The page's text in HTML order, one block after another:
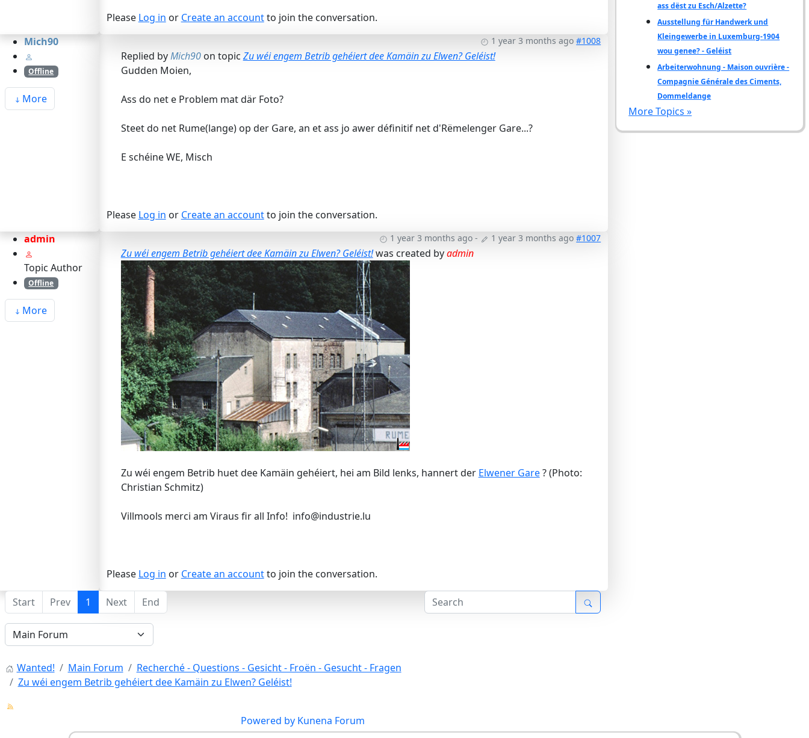
Please Log in or Create an accountto join the conversation.
Mich90
Offline
More
1 year 3 months ago #1008
Replied byMich90on topic Zu wéi engem Betrib gehéiert dee Kamäin zu Elwen? Geléist!
Gudden Moien,
Ass do net e Problem mat där Foto?
Steet do net Rume(lange) op der Gare, an et ass jo awer définitif net d'Rëmelenger Gare...?
E schéine WE, Misch
Please Log in or Create an accountto join the conversation.
admin
Topic Author
Offline
More
1 year 3 months ago - 1 year 3 months ago #1007
Zu wéi engem Betrib gehéiert dee Kamäin zu Elwen? Geléist!was created byadmin
Zu wéi engem Betrib huet dee Kamäin gehéiert, hei am Bild lenks, hannert der Elwener Gare? (Photo:
Christian Schmitz)
Villmools merci am Viraus fir all Info! info@industrie.lu
Please Log in or Create an accountto join the conversation.
Start Prev 1 Next End
Wanted! Main Forum
Recherché - Questions - Gesicht - Froën - Gesucht - Fragen
Zu wéi engem Betrib gehéiert dee Kamäin zu Elwen? Geléist!
Powered by Kunena Forum
ass dëst zu Esch/Alzette?
Ausstellung für Handwerk und
Kleingewerbe in Luxemburg-1904
wou genee? - Geléist
Arbeiterwohnung - Maison ouvrière -
Compagnie Générale des Ciments,
Dommeldange
More Topics »